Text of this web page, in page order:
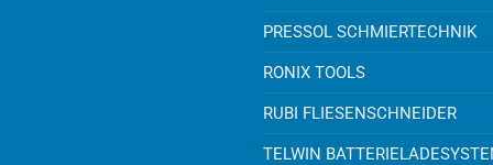
PRESSOL SCHMIERTECHNIK
RONIX TOOLS
RUBI FLIESENSCHNEIDER
TELWIN